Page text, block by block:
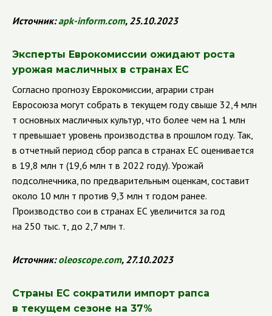
Источник:apk-inform.com, 25.10.2023
Эксперты Еврокомиссии ожидают роста
урожая масличных в странах ЕС
Согласно прогнозу Еврокомиссии, аграрии стран
Евросоюза могут собрать в текущем году свыше 32,4 млн
т основных масличных культур, что более чем на 1 млн
т превышает уровень производства в прошлом году. Так,
в отчетный период сбор рапса в странах ЕС оценивается
в 19,8 млн т (19,6 млн т в 2022 году). Урожай
подсолнечника, по предварительным оценкам, составит
около 10 млн т против 9,3 млн т годом ранее.
Производство сои в странах ЕС увеличится за год
на 250 тыс. т, до 2,7 млн т.
Источник:oleoscope.com, 27.10.2023
Страны ЕС сократили импорт рапса
в текущем сезоне на 37%